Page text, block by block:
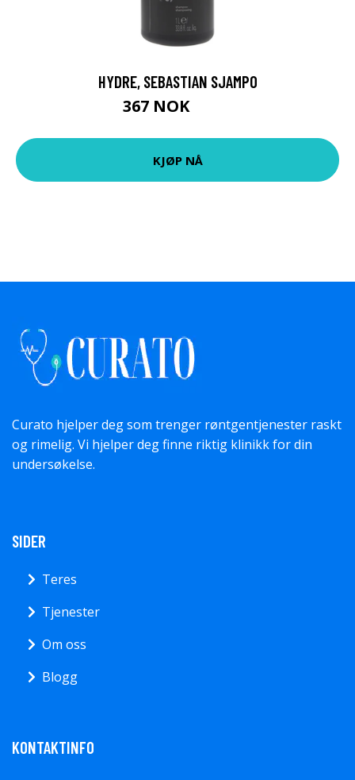
HYDRE, SEBASTIAN SJAMPO
367 NOK
KJØP NÅ
Curato hjelper deg som trenger røntgentjenester raskt
og rimelig. Vi hjelper deg finne riktig klinikk for din
undersøkelse.
SIDER
Teres
Tjenester
Om oss
Blogg
KONTAKTINFO